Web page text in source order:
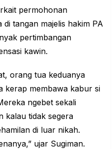
permohonan
tangan majelis hakim PA
pertimbangan
kawin.
orang tua keduanya
kerap membawa kabur si
ngebet sekali
kalau tidak segera
di luar nikah.
ujar Sugiman.